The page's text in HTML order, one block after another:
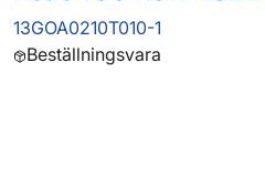
13GOA0210T010-1
Beställningsvara